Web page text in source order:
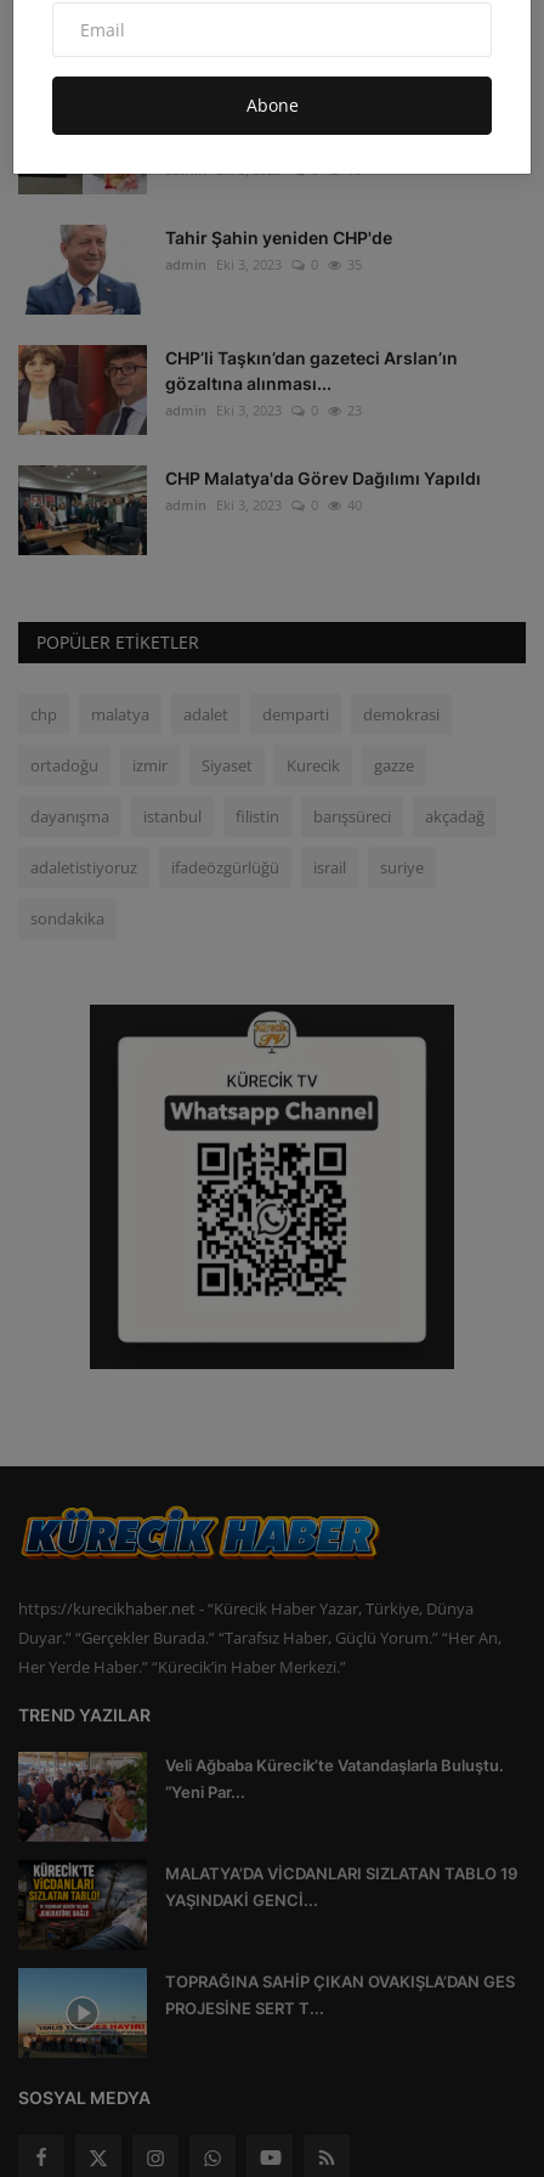
Abone
Depremzedelerin beklediği koli
admin Eki 3, 2023 0 16
Tahir Şahin yeniden CHP'de
admin Eki 3, 2023 0 35
CHP’li Taşkın’dan gazeteci Arslan’ın
gözaltına alınması...
admin Eki 3, 2023 0 23
CHP Malatya'da Görev Dağılımı Yapıldı
admin Eki 3, 2023 0 40
POPÜLER ETIKETLER
chp malatya adalet demparti demokrasi
ortadoğu izmir Siyaset Kurecik gazze
dayanışma istanbul filistin barışsüreci akçadağ
adaletistiyoruz ifadeözgürlüğü israil suriye
sondakika
https://kurecikhaber.net - “Kürecik Haber Yazar, Türkiye, Dünya
Duyar.” “Gerçekler Burada.” “Tarafsız Haber, Güçlü Yorum.” “Her An,
Her Yerde Haber.” “Kürecik’in Haber Merkezi.”
TREND YAZILAR
Veli Ağbaba Kürecik’te Vatandaşlarla Buluştu.
“Yeni Par...
MALATYA’DA VİCDANLARI SIZLATAN TABLO 19
YAŞINDAKİ GENCİ...
TOPRAĞINA SAHİP ÇIKAN OVAKIŞLA’DAN GES
PROJESİNE SERT T...
SOSYAL MEDYA